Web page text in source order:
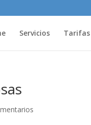
Servicios Tarifas